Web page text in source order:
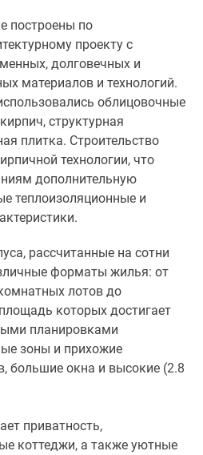
построены по
проекту с
долговечных и
материалов и технологий.
облицовочные
структурная
плитка. Строительство
технологии, что
дополнительную
теплоизоляционные и
рассчитанные на сотни
форматы жилья: от
лотов до
которых достигает
планировками
зоны и прихожие
большие окна и высокие (2.8
приватность,
коттеджи, а также уютные